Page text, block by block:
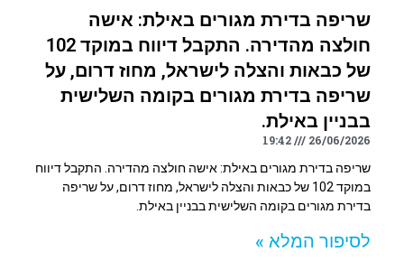
שריפה בדירת מגורים באילת: אישה
חולצה מהדירה. התקבל דיווח במוקד 102
של כבאות והצלה לישראל, מחוז דרום, על
שריפה בדירת מגורים בקומה השלישית
בבניין באילת.
26/06/2026
19:42
שריפה בדירת מגורים באילת: אישה חולצה מהדירה. התקבל דיווח
במוקד 102 של כבאות והצלה לישראל, מחוז דרום, על שריפה
בדירת מגורים בקומה השלישית בבניין באילת.
לסיפור המלא »